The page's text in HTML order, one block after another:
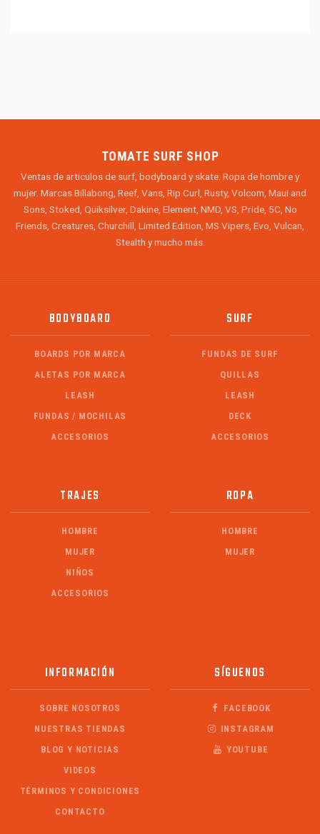
TOMATE SURF SHOP
Ventas de articulos de surf, bodyboard y skate. Ropa de hombre y
mujer. Marcas Billabong, Reef, Vans, Rip Curl, Rusty, Volcom, Maui and
Sons, Stoked, Quiksilver, Dakine, Element, NMD, VS, Pride, 5C, No
Friends, Creatures, Churchill, Limited Edition, MS Vipers, Evo, Vulcan,
Stealth y mucho más.
BODYBOARD
BOARDS POR MARCA
ALETAS POR MARCA
LEASH
FUNDAS / MOCHILAS
ACCESORIOS
SURF
FUNDAS DE SURF
QUILLAS
LEASH
DECK
ACCESORIOS
TRAJES
HOMBRE
MUJER
NIÑOS
ACCESORIOS
ROPA
HOMBRE
MUJER
INFORMACIÓN
SOBRE NOSOTROS
NUESTRAS TIENDAS
BLOG Y NOTICIAS
VIDEOS
TÉRMINOS Y CONDICIONES
CONTACTO
SÍGUENOS
FACEBOOK
INSTAGRAM
YOUTUBE